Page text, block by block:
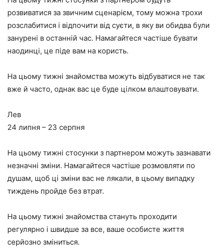
розвиватися за звичним сценарієм, тому можна трохи
розслабитися і відпочити від суєти, в яку ви обидва були
занурені в останній час. Намагайтеся частіше бувати
наодинці, це піде вам на користь.
На цьому тижні знайомства можуть відбуватися не так
вже й часто, однак вас це буде цілком влаштовувати.
Лев
24 липня – 23 серпня
На цьому тижні стосунки з партнером можуть зазнавати
незначні зміни. Намагайтеся частіше розмовляти по
душам, щоб ці зміни вас не лякали, в цьому випадку
тиждень пройде без втрат.
На цьому тижні знайомства стануть проходити
регулярно і швидше за все, ваше особисте життя
серйозно зміниться.